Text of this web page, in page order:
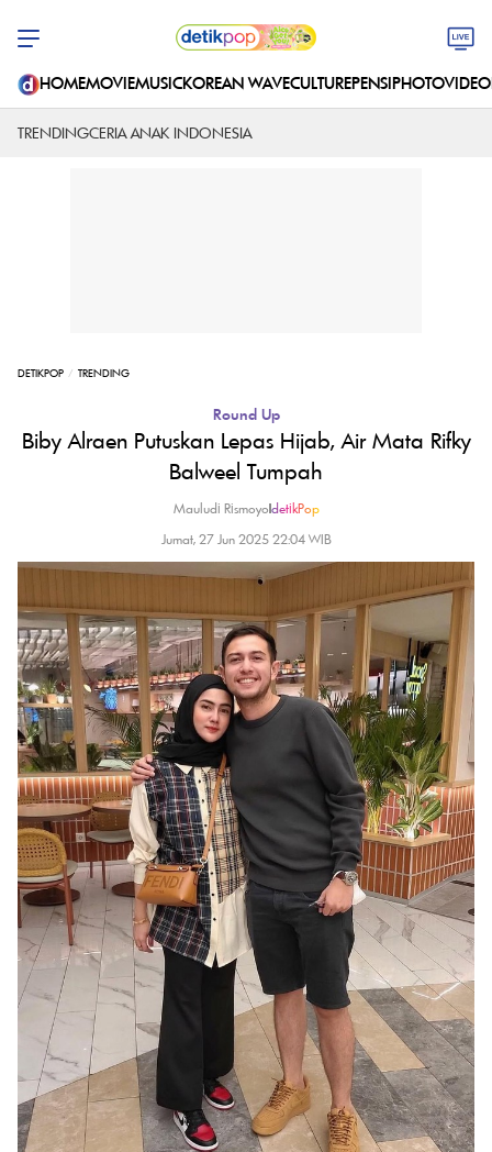
HOMEMOVIEMUSICKOREAN WAVECULTUREPENSIPHOTOVIDEO
TRENDINGCERIA ANAK INDONESIA
DETIKPOP TRENDING
Round Up
Biby Alraen Putuskan Lepas Hijab, Air Mata Rifky
Balweel Tumpah
Mauludi Rismoyo|detikPop
Jumat, 27 Jun 2025 22:04 WIB